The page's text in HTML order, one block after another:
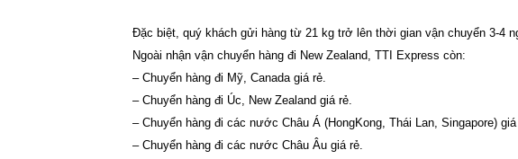
Đặc biệt, quý khách gửi hàng từ 21 kg trở lên thời gian vận chuyển 3-4
Ngoài nhận vận chuyển hàng đi New Zealand, TTI Express còn:
– Chuyển hàng đi Mỹ, Canada giá rẻ.
– Chuyển hàng đi Úc, New Zealand giá rẻ.
– Chuyển hàng đi các nước Châu Á (HongKong, Thái Lan, Singapore) giá
– Chuyển hàng đi các nước Châu Âu giá rẻ.